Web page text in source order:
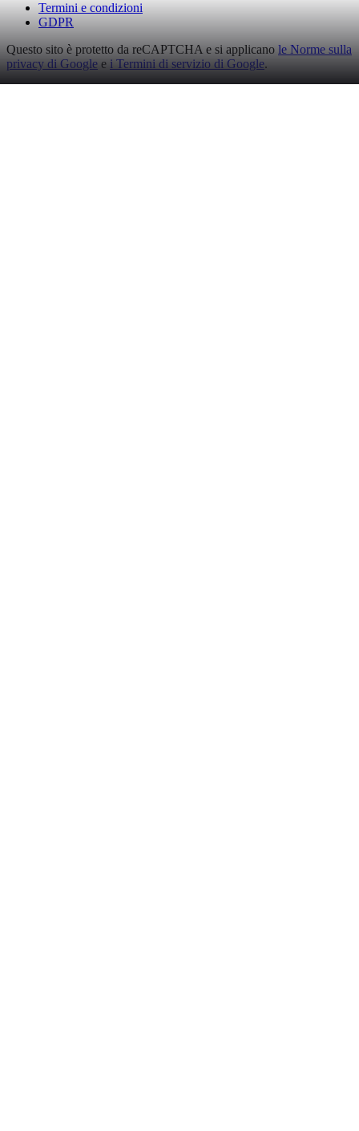
Termini e condizioni
GDPR
Questo sito è protetto da reCAPTCHA e si applicano le Norme sulla
privacy di Google e i Termini di servizio di Google.